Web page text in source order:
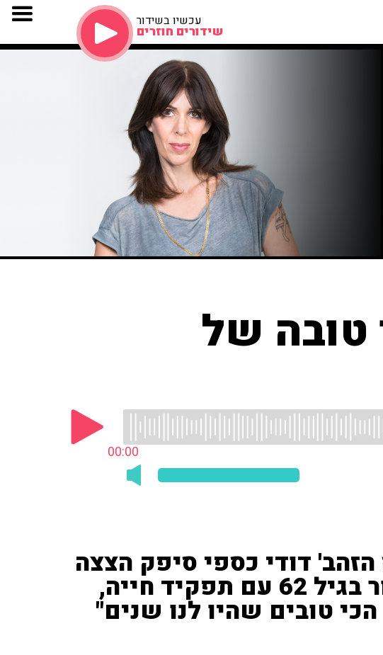
עכשיו בשידור
שידורים חוזרים
טובה של
00:00
הזהב' דודי כספי סיפק הצצה
לטקס הנוצץ: "דמי מור בגיל 62 עם תפקיד חייה,
טובים שהיו לנו שנים"